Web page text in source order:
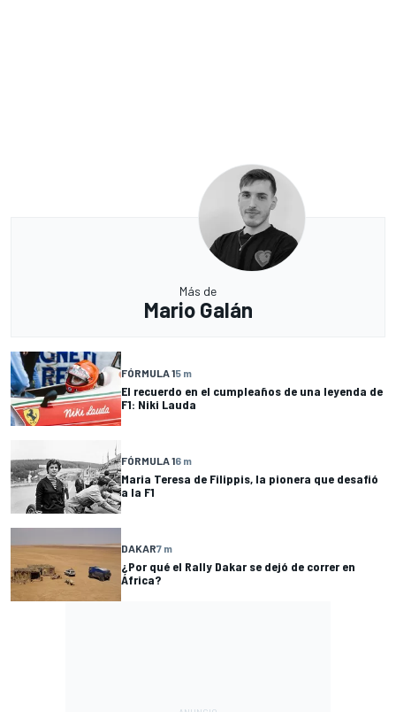
Más de
Mario Galán
FÓRMULA 15 m
El recuerdo en el cumpleaños de una leyenda de
F1: Niki Lauda
FÓRMULA 16 m
Maria Teresa de Filippis, la pionera que desafió
a la F1
DAKAR7 m
¿Por qué el Rally Dakar se dejó de correr en
África?